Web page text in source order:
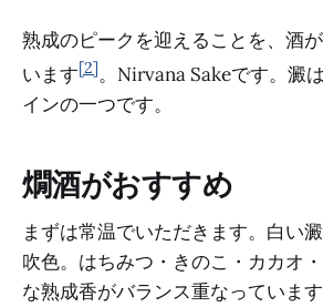
熟成のピークを迎えることを、酒
います[2]。Nirvana Sakeです。澱
インの一つです。
燗酒がおすすめ
まずは常温でいただきます。白い
吹色。はちみつ・きのこ・カカオ
な熟成香がバランス重なっていま